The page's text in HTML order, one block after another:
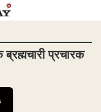
प्रचारक